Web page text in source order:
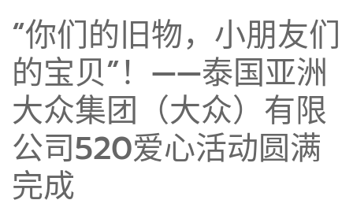
“你们的旧物，小朋友们
的宝贝”！——泰国亚洲
大众集团（大众）有限
公司520爱心活动圆满
完成